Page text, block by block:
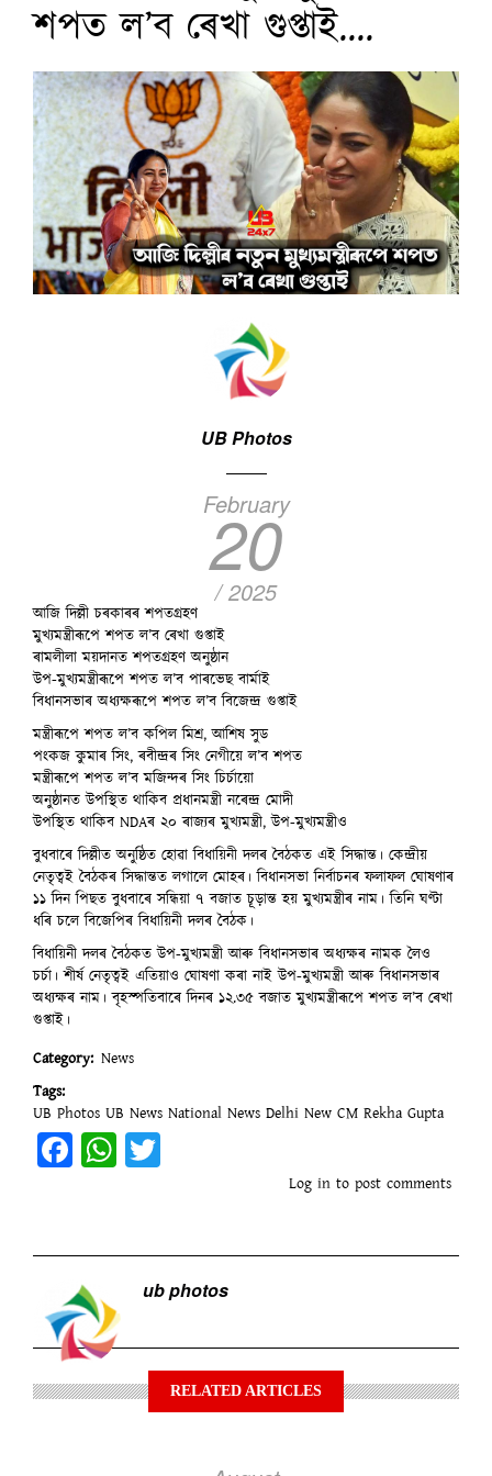
শপত ল’ব ৰেখা গুপ্তাই....
UB Photos
February
20
/ 2025
আজি দিল্লী চৰকাৰৰ শপতগ্ৰহণ
মুখ্যমন্ত্ৰীৰূপে শপত ল’ব ৰেখা গুপ্তাই
ৰামলীলা ময়দানত শপতগ্ৰহণ অনুষ্ঠান
উপ-মুখ্যমন্ত্ৰীৰূপে শপত ল’ব পাৰভেছ বাৰ্মাই
বিধানসভাৰ অধ্যক্ষৰূপে শপত ল’ব বিজেন্দ্ৰ গুপ্তাই
মন্ত্ৰীৰূপে শপত ল’ব কপিল মিশ্ৰ, আশিষ সুড
পংকজ কুমাৰ সিং, ৰবীন্দ্ৰৰ সিং নেগীয়ে ল’ব শপত
মন্ত্ৰীৰূপে শপত ল’ব মজিন্দৰ সিং চিৰ্চায়ো
অনুষ্ঠানত উপস্থিত থাকিব প্ৰধানমন্ত্ৰী নৰেন্দ্ৰ মোদী
উপস্থিত থাকিব NDAৰ ২০ ৰাজ্যৰ মুখ্যমন্ত্ৰী, উপ-মুখ্যমন্ত্ৰীও
বুধবাৰে দিল্লীত অনুষ্ঠিত হোৱা বিধায়িনী দলৰ বৈঠকত এই সিদ্ধান্ত। কেন্দ্ৰীয়
নেতৃত্বই বৈঠকৰ সিদ্ধান্তত লগালে মোহৰ। বিধানসভা নিৰ্বাচনৰ ফলাফল ঘোষণাৰ
১১ দিন পিছত বুধবাৰে সন্ধিয়া ৭ বজাত চূড়ান্ত হয় মুখ্যমন্ত্ৰীৰ নাম। তিনি ঘণ্টা
ধৰি চলে বিজেপিৰ বিধায়িনী দলৰ বৈঠক।
বিধায়িনী দলৰ বৈঠকত উপ-মুখ্যমন্ত্ৰী আৰু বিধানসভাৰ অধ্যক্ষৰ নামক লৈও
চৰ্চা। শীৰ্ষ নেতৃত্বই এতিয়াও ঘোষণা কৰা নাই উপ-মুখ্যমন্ত্ৰী আৰু বিধানসভাৰ
অধ্যক্ষৰ নাম। বৃহস্পতিবাৰে দিনৰ ১২.৩৫ বজাত মুখ্যমন্ত্ৰীৰূপে শপত ল’ব ৰেখা
গুপ্তাই।
Category News
Tags
UB Photos UB News National News Delhi New CM Rekha Gupta
Facebook
WhatsApp
Log in to post comments
ub photos
RELATED ARTICLES